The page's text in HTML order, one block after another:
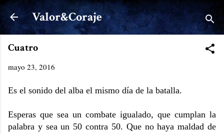
Ir al contenido principal
Valor&Coraje
Cuatro
mayo 23, 2016
Es el sonido del alba el mismo día de la batalla.
Esperas que sea un combate igualado, que cumplan la
palabra y sea un 50 contra 50. Que no haya maldad de